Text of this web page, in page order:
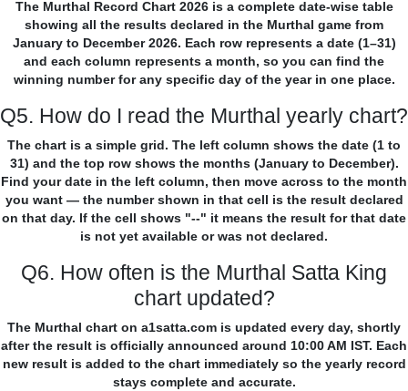
The Murthal Record Chart 2026 is a complete date-wise table
showing all the results declared in the Murthal game from
January to December 2026. Each row represents a date (1–31)
and each column represents a month, so you can find the
winning number for any specific day of the year in one place.
Q5. How do I read the Murthal yearly chart?
The chart is a simple grid. The left column shows the date (1 to
31) and the top row shows the months (January to December).
Find your date in the left column, then move across to the month
you want — the number shown in that cell is the result declared
on that day. If the cell shows "--" it means the result for that date
is not yet available or was not declared.
Q6. How often is the Murthal Satta King
chart updated?
The Murthal chart on a1satta.com is updated every day, shortly
after the result is officially announced around 10:00 AM IST. Each
new result is added to the chart immediately so the yearly record
stays complete and accurate.